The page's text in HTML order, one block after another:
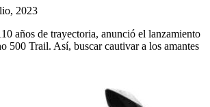
2023
años de trayectoria, anunció el lanzamiento
500 Trail. Así, buscar cautivar a los amantes